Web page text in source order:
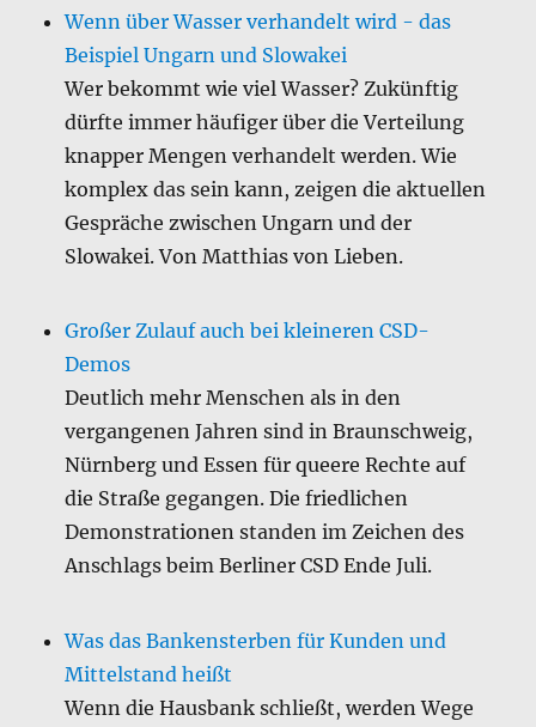
Wenn über Wasser verhandelt wird - das
Beispiel Ungarn und Slowakei
Wer bekommt wie viel Wasser? Zukünftig
dürfte immer häufiger über die Verteilung
knapper Mengen verhandelt werden. Wie
komplex das sein kann, zeigen die aktuellen
Gespräche zwischen Ungarn und der
Slowakei. Von Matthias von Lieben.
Großer Zulauf auch bei kleineren CSD-
Demos
Deutlich mehr Menschen als in den
vergangenen Jahren sind in Braunschweig,
Nürnberg und Essen für queere Rechte auf
die Straße gegangen. Die friedlichen
Demonstrationen standen im Zeichen des
Anschlags beim Berliner CSD Ende Juli.
Was das Bankensterben für Kunden und
Mittelstand heißt
Wenn die Hausbank schließt, werden Wege